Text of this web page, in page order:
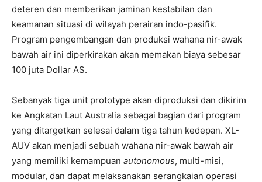
deteren dan memberikan jaminan kestabilan dan
keamanan situasi di wilayah perairan indo-pasifik.
Program pengembangan dan produksi wahana nir-awak
bawah air ini diperkirakan akan memakan biaya sebesar
100 juta Dollar AS.
Sebanyak tiga unit prototype akan diproduksi dan dikirim
ke Angkatan Laut Australia sebagai bagian dari program
yang ditargetkan selesai dalam tiga tahun kedepan. XL-
AUV akan menjadi sebuah wahana nir-awak bawah air
yang memiliki kemampuan autonomous, multi-misi,
modular, dan dapat melaksanakan serangkaian operasi